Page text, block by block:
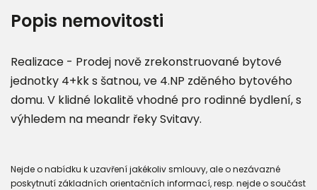
Popis nemovitosti
Realizace - Prodej nově zrekonstruované bytové
jednotky 4+kk s šatnou, ve 4.NP zděného bytového
domu. V klidné lokalitě vhodné pro rodinné bydlení, s
výhledem na meandr řeky Svitavy.
Nejde o nabídku k uzavření jakékoliv smlouvy, ale o nezávazné
poskytnutí základních orientačních informací, resp. nejde o součást